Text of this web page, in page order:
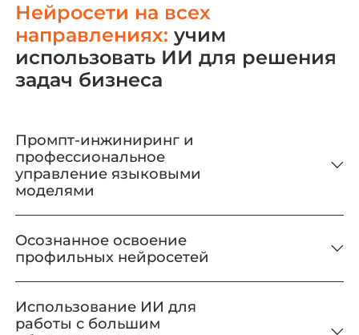
Нейросети на всех
направлениях: учим
использовать ИИ для решения
задач бизнеса
Промпт-инжиниринг и
профессиональное
управление языковыми
моделями
Осознанное освоение
профильных нейросетей
Использование ИИ для
работы с большим